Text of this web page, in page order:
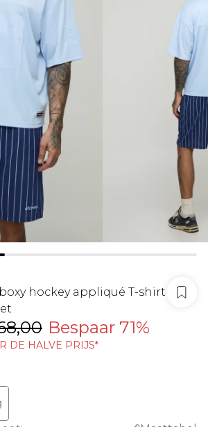
hockey appliqué T-shirt
Bespaar 71%
DE HALVE PRIJS*